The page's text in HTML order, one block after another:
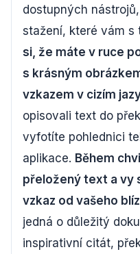
dostupných
stažení, které vám s
si, že máte v ruce
s krásným
vzkazem v cizím
opisovali text do
vyfotíte pohlednici
aplikace. Během
přeložený text a vy
vzkaz od vašeho
jedná o důležitý
inspirativní citát,